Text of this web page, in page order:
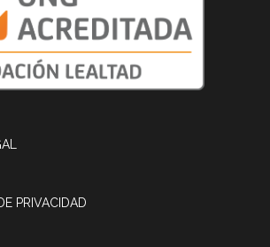
PRIVACIDAD